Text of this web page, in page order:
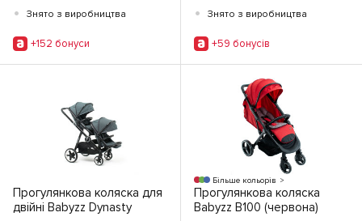
• Знято з виробництва
+152 бонуси
• Знято з виробництва
+59 бонусiв
Прогулянкова коляска для
двійні Babyzz Dynasty
Більше кольорів
Прогулянкова коляска
Babyzz В100 (червона)